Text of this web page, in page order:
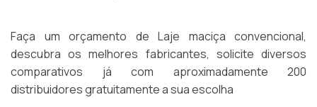
Faça um orçamento de Laje maciça convencional,
descubra os melhores fabricantes, solicite diversos
comparativos já com aproximadamente 200
distribuidores gratuitamente a sua escolha